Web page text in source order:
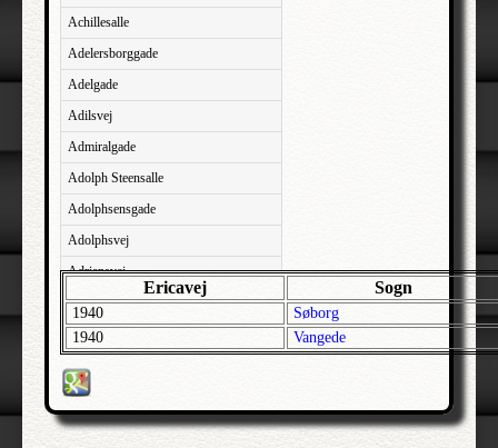
Achillesalle
Adelersborggade
Adelgade
Adilsvej
Admiralgade
Adolph Steensalle
Adolphsensgade
Adolphsvej
Adriansvej
Aftenbakken
Agavevej
Agerlandsvej
Agermosen
Agerskovvej
Ericavej Sogn
1940
Søborg
1940
Vangede